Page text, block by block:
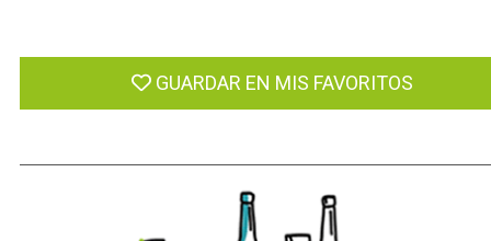
GUARDAR EN MIS FAVORITOS